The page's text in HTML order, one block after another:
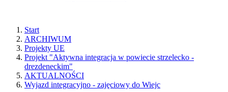
Start
ARCHIWUM
Projekty UE
Projekt "Aktywna integracja w powiecie strzelecko -
drezdeneckim"
AKTUALNOŚCI
Wyjazd integracyjno - zajęciowy do Wiejc